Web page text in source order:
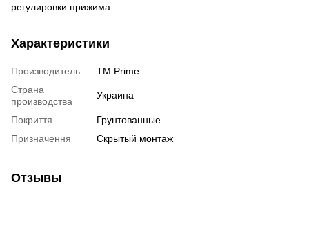
регулировки прижима
Характеристики
Производитель
TM Prime
Страна
производства
Украина
Покриття
Грунтованные
Призначення
Скрытый монтаж
Отзывы